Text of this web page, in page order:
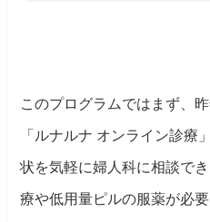
このプログラムではまず、
「ルナルナ オンライン診療
状を気軽に婦人科に相談で
療や低用量ピルの服薬が必